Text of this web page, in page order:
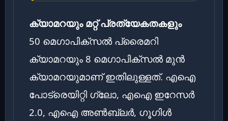
ക്യാമറയും മറ്റ് പ്രത്യേകതകളും
50 മെഗാപിക്‌സൽ പ്രൈമറി
ക്യാമറയും 8 മെഗാപിക്‌സൽ മുൻ
ക്യാമറയുമാണ് ഇതിലുള്ളത്. എഐ
പോട്രെയിറ്റി ഗ്ലോ, എഐ ഇറേസർ
2.0, എഐ അൺബ്ലർ, ഗൂഗിൾ